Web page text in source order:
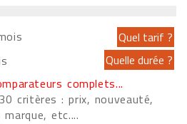
complets...
critères : prix, nouveauté,
etc....